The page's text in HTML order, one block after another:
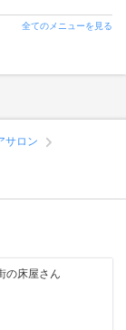
全てのメニューを見る
サロン
の床屋さん